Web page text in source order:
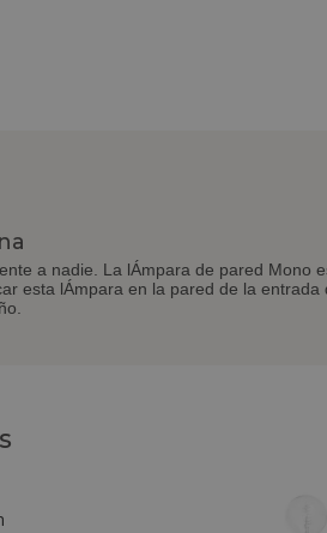
a nadie. La lÁmpara de pared Mono
esta lÁmpara en la pared de la